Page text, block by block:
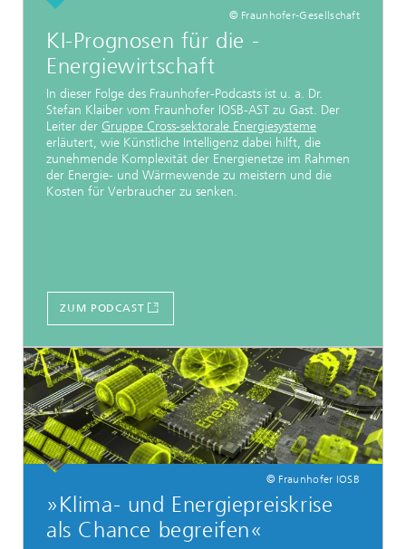
© Fraunhofer-Gesellschaft
KI-Prognosen für die ­
Energiewirtschaft
In dieser Folge des Fraunhofer-Podcasts ist u. a. Dr.
Stefan Klaiber vom Fraunhofer IOSB-AST zu Gast. Der
Leiter der Gruppe Cross-sektorale Energiesysteme
erläutert, wie Künstliche Intelligenz dabei hilft, die
zunehmende Komplexität der Energienetze im Rahmen
der Energie- und Wärmewende zu meistern und die
Kosten für Verbraucher zu senken.
ZUM PODCAST
© Fraunhofer IOSB
»Klima- und Energiepreiskrise
als Chance begreifen«